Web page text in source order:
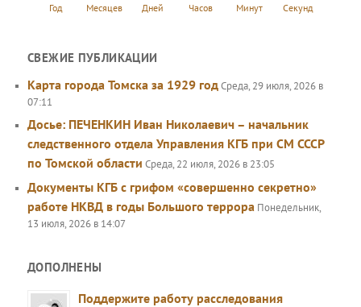
Год Месяцев Дней Часов Минут Секунд
СВЕЖИЕ ПУБЛИКАЦИИ
Карта города Томска за 1929 годСреда, 29 июля, 2026 в
07:11
Досье: ПЕЧЕНКИН Иван Николаевич – начальник
следственного отдела Управления КГБ при СМ СССР
по Томской области Среда, 22 июля, 2026 в 23:05
Документы КГБ с грифом «совершенно секретно»
работе НКВД в годы Большого террора Понедельник,
13 июля, 2026 в 14:07
ДОПОЛНЕНЫ
Поддержите работу расследования